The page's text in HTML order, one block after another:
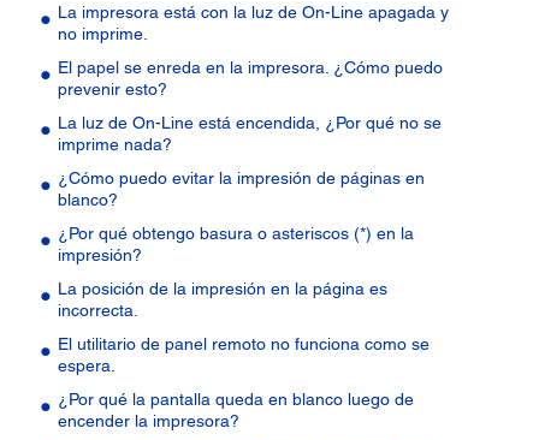
La impresora está con la luz de On-Line apagada y
no imprime.
El papel se enreda en la impresora. ¿Cómo puedo
prevenir esto?
La luz de On-Line está encendida, ¿Por qué no se
imprime nada?
¿Cómo puedo evitar la impresión de páginas en
blanco?
¿Por qué obtengo basura o asteriscos (*) en la
impresión?
La posición de la impresión en la página es
incorrecta.
El utilitario de panel remoto no funciona como se
espera.
¿Por qué la pantalla queda en blanco luego de
encender la impresora?